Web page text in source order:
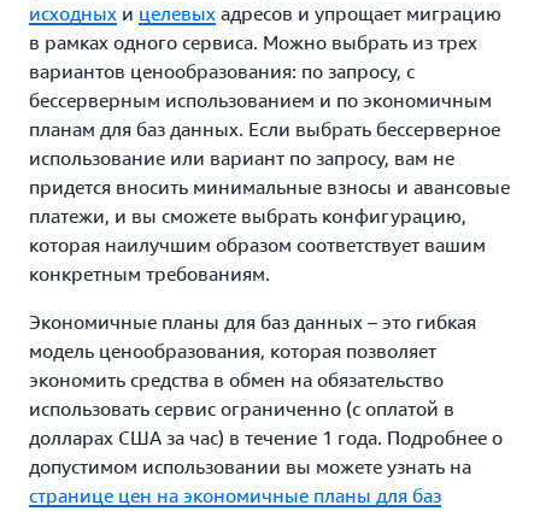
исходных и целевых адресов и упрощает миграцию
в рамках одного сервиса. Можно выбрать из трех
вариантов ценообразования: по запросу, с
бессерверным использованием и по экономичным
планам для баз данных. Если выбрать бессерверное
использование или вариант по запросу, вам не
придется вносить минимальные взносы и авансовые
платежи, и вы сможете выбрать конфигурацию,
которая наилучшим образом соответствует вашим
конкретным требованиям.
Экономичные планы для баз данных – это гибкая
модель ценообразования, которая позволяет
экономить средства в обмен на обязательство
использовать сервис ограниченно (с оплатой в
долларах США за час) в течение 1 года. Подробнее о
допустимом использовании вы можете узнать на
странице цен на экономичные планы для баз